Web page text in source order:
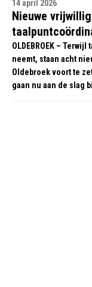
14 april 2026
Nieuwe
OLDEBROEK –
neemt, staan acht
Oldebroek voort te
gaan nu aan de slag